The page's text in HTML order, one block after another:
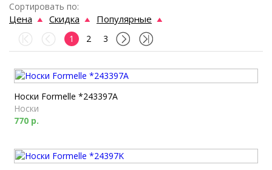
Сортировать по:
Цена Скидка Популярные
1 2 3
Носки Formelle *243397A
Носки
770 р.